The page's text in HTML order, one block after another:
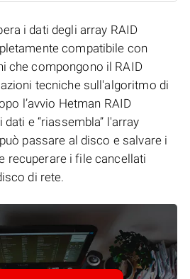
i dati degli array RAID
compatibile con
che compongono il RAID
tecniche sull'algoritmo di
l’avvio Hetman RAID
e “riassembla” l'array
passare al disco e salvare i
recuperare i file cancellati
di rete.